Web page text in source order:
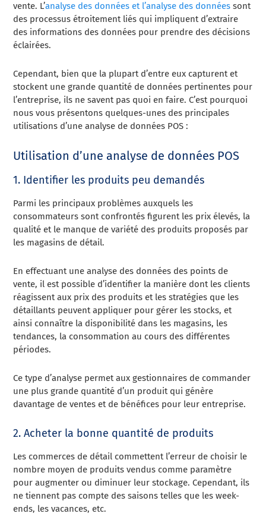
vente. L’analyse des données et l’analyse des données sont
des processus étroitement liés qui impliquent d’extraire
des informations des données pour prendre des décisions
éclairées.
Cependant, bien que la plupart d’entre eux capturent et
stockent une grande quantité de données pertinentes pour
l’entreprise, ils ne savent pas quoi en faire. C’est pourquoi
nous vous présentons quelques-unes des principales
utilisations d’une analyse de données POS :
Utilisation d’une analyse de données POS
1. Identifier les produits peu demandés
Parmi les principaux problèmes auxquels les
consommateurs sont confrontés figurent les prix élevés, la
qualité et le manque de variété des produits proposés par
les magasins de détail.
En effectuant une analyse des données des points de
vente, il est possible d’identifier la manière dont les clients
réagissent aux prix des produits et les stratégies que les
détaillants peuvent appliquer pour gérer les stocks, et
ainsi connaître la disponibilité dans les magasins, les
tendances, la consommation au cours des différentes
périodes.
Ce type d’analyse permet aux gestionnaires de commander
une plus grande quantité d’un produit qui génère
davantage de ventes et de bénéfices pour leur entreprise.
2. Acheter la bonne quantité de produits
Les commerces de détail commettent l’erreur de choisir le
nombre moyen de produits vendus comme paramètre
pour augmenter ou diminuer leur stockage. Cependant, ils
ne tiennent pas compte des saisons telles que les week-
ends, les vacances, etc.